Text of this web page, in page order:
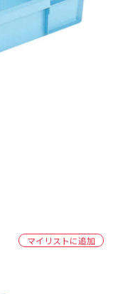
マイリストに追加